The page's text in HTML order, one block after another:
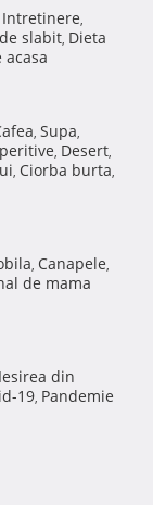
Intretinere,
slabit, Dieta
acasa
, Supa,
, Desert,
, Ciorba burta,
, Canapele,
de mama
Iesirea din
19, Pandemie